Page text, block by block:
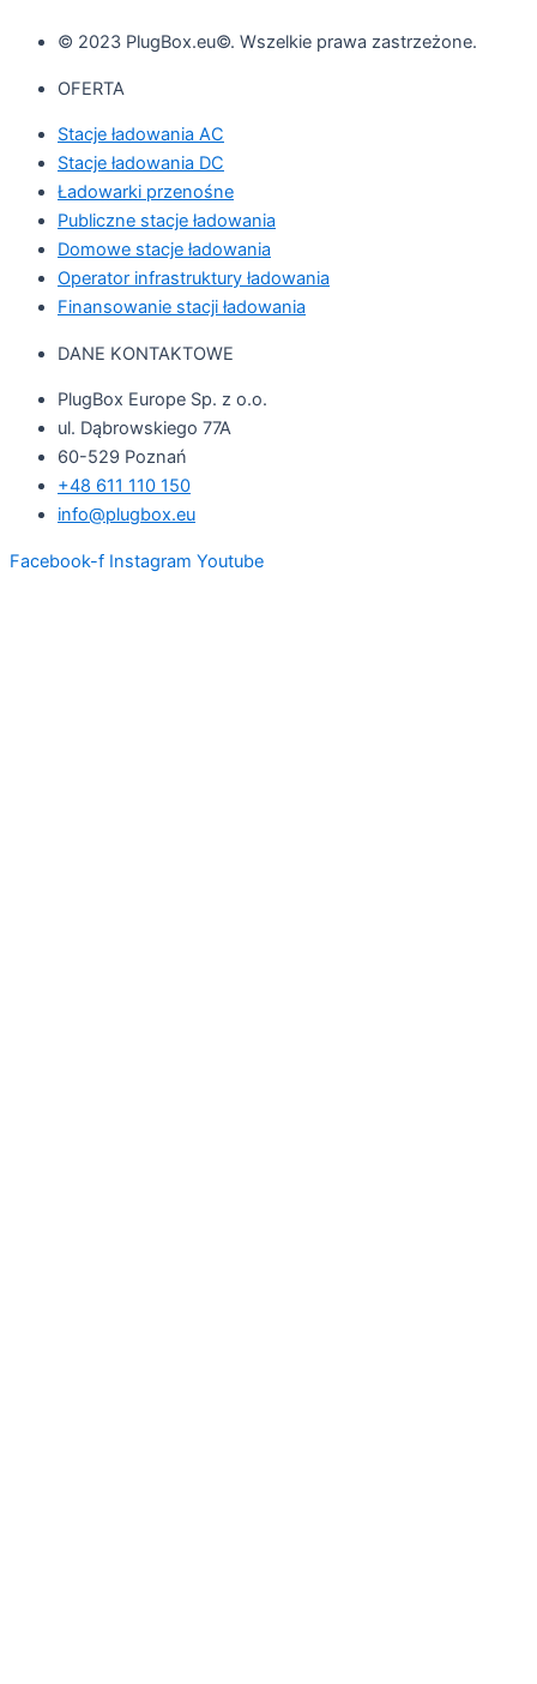
© 2023 PlugBox.eu©. Wszelkie prawa zastrzeżone.
OFERTA
Stacje ładowania AC
Stacje ładowania DC
Ładowarki przenośne
Publiczne stacje ładowania
Domowe stacje ładowania
Operator infrastruktury ładowania
Finansowanie stacji ładowania
DANE KONTAKTOWE
PlugBox Europe Sp. z o.o.
ul. Dąbrowskiego 77A
60-529 Poznań
+48 611 110 150
info@plugbox.eu
Facebook-f Instagram Youtube